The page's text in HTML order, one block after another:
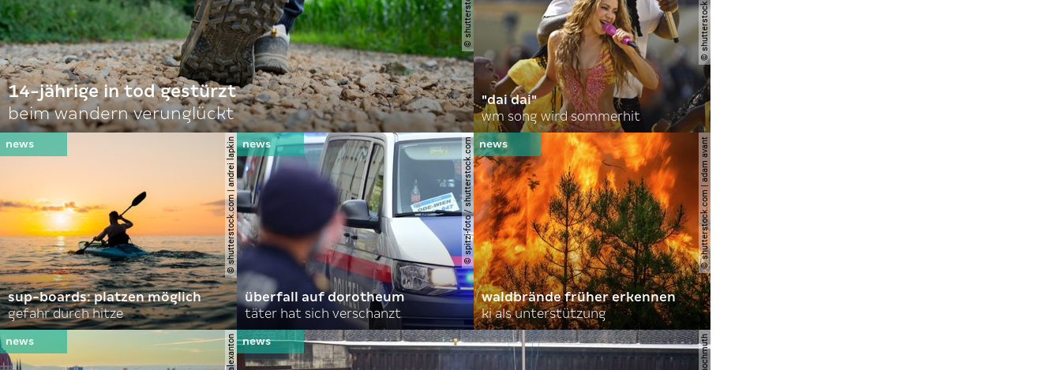
14-jährige in tod gestürzt
beim wandern verunglückt
"dai dai"
wm song wird sommerhit
© shutterstock.com | andrei lapkin
sup-boards: platzen möglich
gefahr durch hitze
© spitzi-foto / shutterstock.com
überfall auf dorotheum
täter hat sich verschanzt
© shutterstock.com | adam avant
waldbrände früher erkennen
ki als unterstützung